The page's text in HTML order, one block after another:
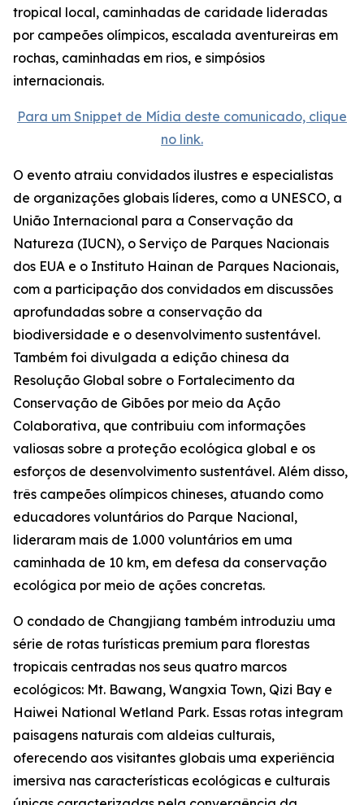
tropical local, caminhadas de caridade lideradas
por campeões olímpicos, escalada aventureiras em
rochas, caminhadas em rios, e simpósios
internacionais.
Para um Snippet de Mídia deste comunicado, clique
no link.
O evento atraiu convidados ilustres e especialistas
de organizações globais líderes, como a UNESCO, a
União Internacional para a Conservação da
Natureza (IUCN), o Serviço de Parques Nacionais
dos EUA e o Instituto Hainan de Parques Nacionais,
com a participação dos convidados em discussões
aprofundadas sobre a conservação da
biodiversidade e o desenvolvimento sustentável.
Também foi divulgada a edição chinesa da
Resolução Global sobre o Fortalecimento da
Conservação de Gibões por meio da Ação
Colaborativa, que contribuiu com informações
valiosas sobre a proteção ecológica global e os
esforços de desenvolvimento sustentável. Além disso,
três campeões olímpicos chineses, atuando como
educadores voluntários do Parque Nacional,
lideraram mais de 1.000 voluntários em uma
caminhada de 10 km, em defesa da conservação
ecológica por meio de ações concretas.
O condado de Changjiang também introduziu uma
série de rotas turísticas premium para florestas
tropicais centradas nos seus quatro marcos
ecológicos: Mt. Bawang, Wangxia Town, Qizi Bay e
Haiwei National Wetland Park. Essas rotas integram
paisagens naturais com aldeias culturais,
oferecendo aos visitantes globais uma experiência
imersiva nas características ecológicas e culturais